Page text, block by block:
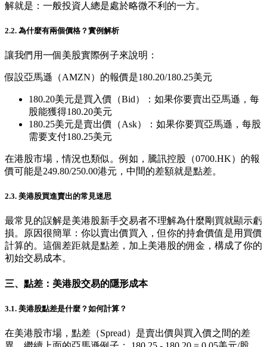
解就是：一般投資人總是處於略微不利的一方。
2.2. 為什麼有兩個價格？實例解析
讓我們用一個美股實際例子來說明：
假設亞馬遜（AMZN）的報價是180.20/180.25美元
180.20美元是買入價（Bid）：如果你要賣出亞馬遜，每
股能獲得180.20美元
180.25美元是賣出價（Ask）：如果你要買亞馬遜，每股
需要支付180.25美元
在港股市場，情況也類似。例如，騰訊控股（0700.HK）的報
價可能是249.80/250.00港元，中間的差額就是點差。
2.3. 美港股買進賣出的常見迷思
最常見的誤解是美港股新手交易者不理解為什麼剛買就顯示虧
損。原因很簡單：你以賣出價買入，但你的持倉價值是用買價
計算的。這個差距就是點差，加上美港股的佣金，構成了你的
初始交易成本。
三、點差：美港股交易的隱形成本
3.1. 美港股點差是什麼？如何計算？
在美港股市場，點差（Spread）是賣出價與買入價之間的差